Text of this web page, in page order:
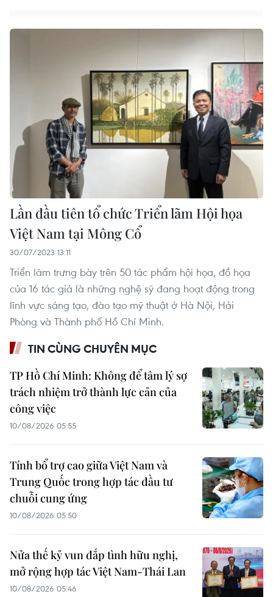
Lần đầu tiên tổ chức Triển lãm Hội họa
Việt Nam tại Mông Cổ
30/07/2023 13:11
Triển lãm trưng bày trên 50 tác phẩm hội họa, đồ họa
của 16 tác giả là những nghệ sỹ đang hoạt động trong
lĩnh vực sáng tạo, đào tạo mỹ thuật ở Hà Nội, Hải
Phòng và Thành phố Hồ Chí Minh.
TIN CÙNG CHUYÊN MỤC
TP Hồ Chí Minh: Không để tâm lý sợ
trách nhiệm trở thành lực cản của
công việc
10/08/2026 05:55
Tính bổ trợ cao giữa Việt Nam và
Trung Quốc trong hợp tác đầu tư
chuỗi cung ứng
10/08/2026 05:50
Nửa thế kỷ vun đắp tình hữu nghị,
mở rộng hợp tác Việt Nam-Thái Lan
10/08/2026 05:46